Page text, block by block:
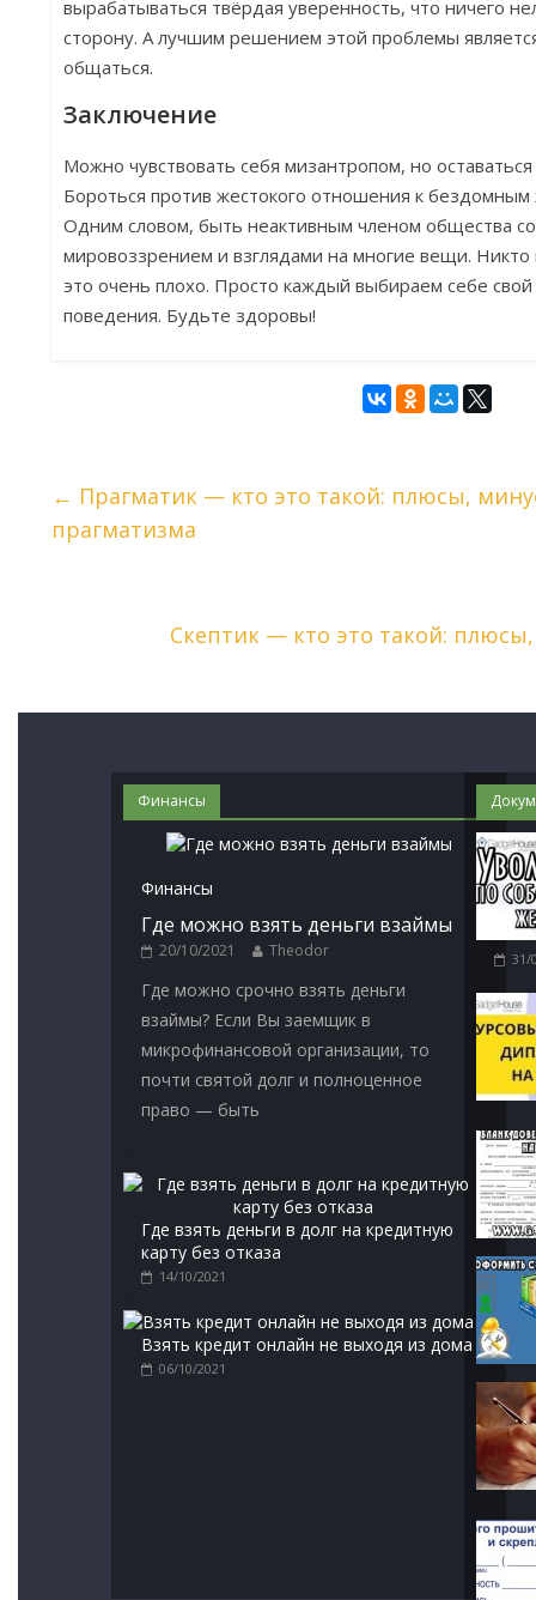
вырабатываться твёрдая уверенность, что ничего
сторону. А лучшим решением этой проблемы
общаться.
Заключение
Можно чувствовать себя мизантропом, но
Бороться против жестокого отношения к
Одним словом, быть неактивным членом общества
мировоззрением и взглядами на многие вещи. Никто
это очень плохо. Просто каждый выбираем себе
поведения. Будьте здоровы!
← Прагматик — кто это такой: плюсы,
прагматизма
Скептик — кто это такой:
Финансы
Финансы
Где можно взять деньги взаймы
20/10/2021 Theodor
Где можно срочно взять деньги
взаймы? Если Вы заемщик в
микрофинансовой организации, то
почти святой долг и полноценное
право — быть
Где взять деньги в долг на кредитную
карту без отказа
14/10/2021
Взять кредит онлайн не выходя из дома
06/10/2021
31/